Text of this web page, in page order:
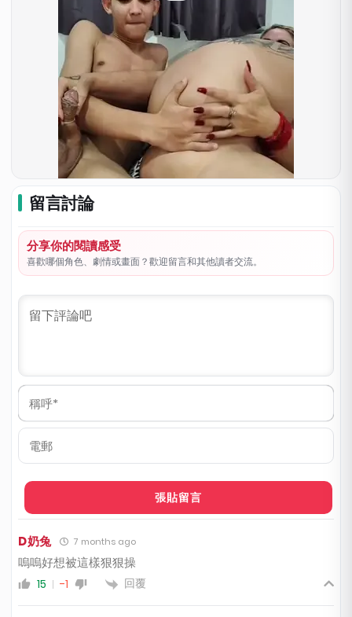
留言討論
分享你的閱讀感受
喜歡哪個角色、劇情或畫面？歡迎留言和其他讀者交流。
稱
*
郵
D奶兔 7 months ago
嗚嗚好想被這樣狠狠操
15 -1 回覆